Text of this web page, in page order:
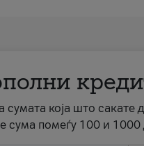
сумата која што
сума помеѓу 100 и